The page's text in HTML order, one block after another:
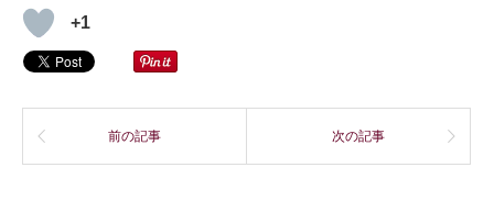
+1
前の記事 次の記事